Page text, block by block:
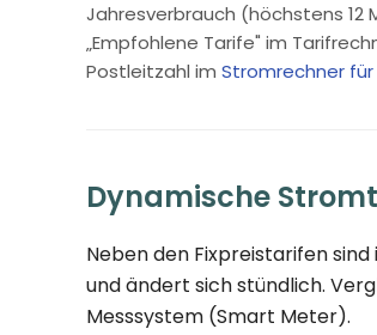
Jahresverbrauch (höchstens 12
„Empfohlene Tarife" im
Postleitzahl im Stromrechner für
Dynamische
Neben den Fixpreistarifen
und ändert sich stündlich.
Messsystem (Smart Meter).